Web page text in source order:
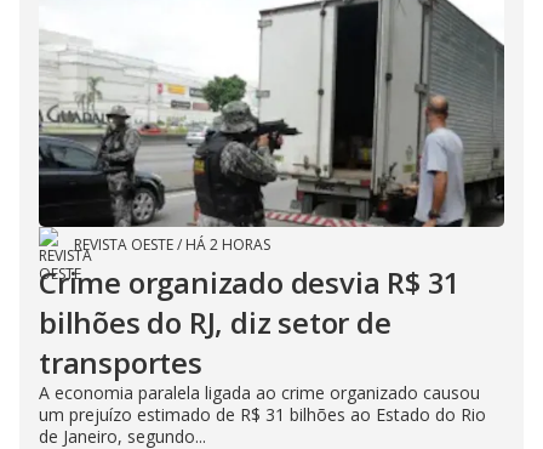
REVISTA OESTE/ HÁ 2 HORAS
Crime organizado desvia R$ 31
bilhões do RJ, diz setor de
transportes
A economia paralela ligada ao crime organizado causou
um prejuízo estimado de R$ 31 bilhões ao Estado do Rio
de Janeiro, segundo...